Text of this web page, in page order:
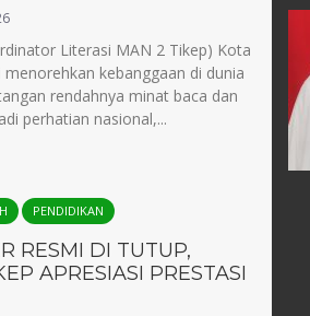
Literasi MAN 2 Tikep) Kota
kebanggaan di dunia
rendahnya minat baca dan
perhatian nasional,...
PENDIDIKAN
RESMI DI TUTUP,
APRESIASI PRESTASI
NIK
NIP
STAT